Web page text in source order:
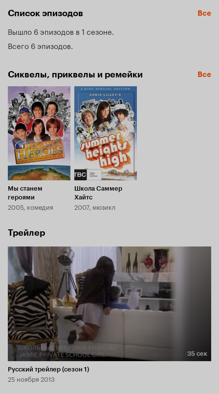
следующую жертву!
Список эпизодов Все
Вышло 6 эпизодов в 1 сезоне
Всего 6 эпизодов
Сиквелы, приквелы и ремейки Все
Мы станем
героями
2005, комедия
Школа Саммер
Хайтс
2007, мюзикл
Трейлер
Длительность 35 сек
35 сек
Русский трейлер (сезон 1)
25 ноября 2013